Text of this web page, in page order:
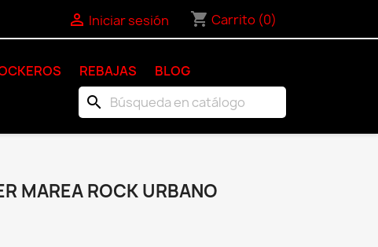
 Iniciar sesión shopping_cart Carrito (0)
REBAJAS BLOG
search
MAREA ROCK URBANO